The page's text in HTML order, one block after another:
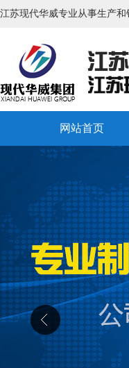
江苏现代华威专业从事生产
网站首页